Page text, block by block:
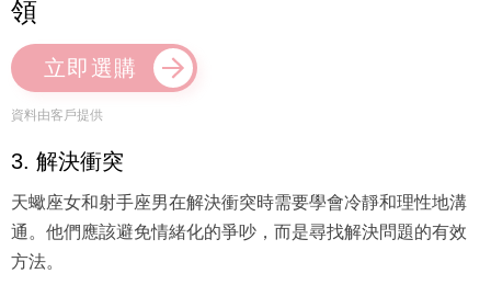
領
立即選購
資料由客戶提供
3. 解決衝突
天蠍座女和射手座男在解決衝突時需要學會冷靜和理性地溝
通。他們應該避免情緒化的爭吵，而是尋找解決問題的有效
方法。